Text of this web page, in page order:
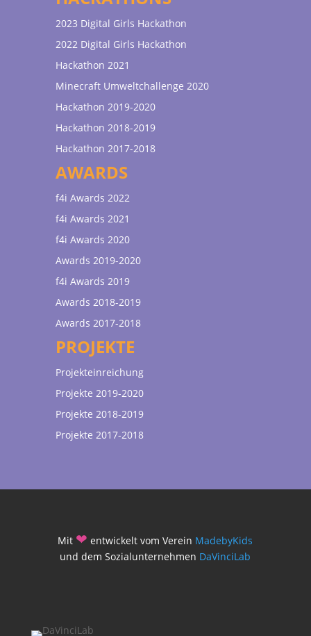
2023 Digital Girls Hackathon
2022 Digital Girls Hackathon
Hackathon 2021
Minecraft Umweltchallenge 2020
Hackathon 2019-2020
Hackathon 2018-2019
Hackathon 2017-2018
AWARDS
f4i Awards 2022
f4i Awards 2021
f4i Awards 2020
Awards 2019-2020
f4i Awards 2019
Awards 2018-2019
Awards 2017-2018
PROJEKTE
Projekteinreichung
Projekte 2019-2020
Projekte 2018-2019
Projekte 2017-2018
Mit ❤ entwickelt vom Verein MadebyKids
und dem Sozialunternehmen DaVinciLab